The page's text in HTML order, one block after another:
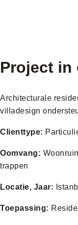
Project in
Architecturale
villadesign
Clienttype:
Oomvang:
trappen
Locatie, Jaar:
Toepassing: